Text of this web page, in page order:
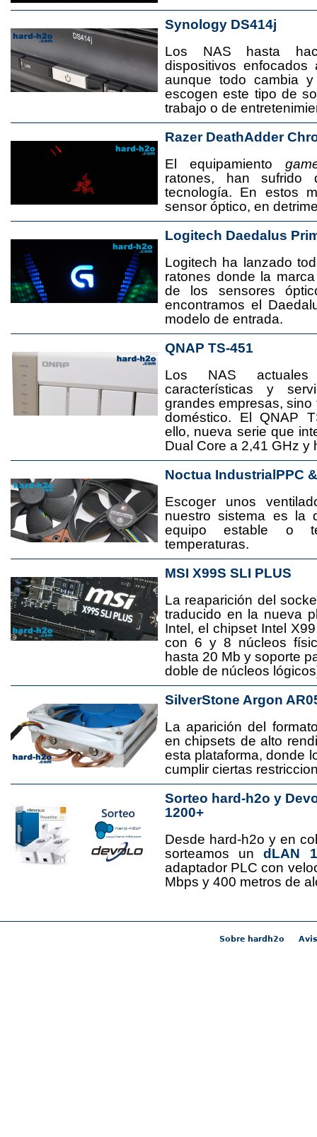
Synology DS414j
Los NAS hasta
dispositivos
aunque todo cambia
escogen este tipo de
trabajo o de
Razer DeathAdder
El equipamiento
ratones, han sufrido
tecnología. En estos
sensor óptico, en
Logitech Daedalus
Logitech ha lanzado
ratones donde la
de los sensores
encontramos el
modelo de entrada.
QNAP TS-451
Los NAS
características y
grandes empresas,
doméstico. El QNAP
ello, nueva serie que
Dual Core a 2,41 GHz y
Noctua IndustrialPPC
Escoger unos
nuestro sistema es la
equipo estable o
temperaturas.
MSI X99S SLI PLUS
La reaparición del
traducido en la nueva
Intel, el chipset Intel
con 6 y 8 núcleos
hasta 20 Mb y soporte
doble de núcleos
SilverStone Argon
La aparición del
en chipsets de alto
esta plataforma, donde
cumplir ciertas
Sorteo hard-h2o y
1200+
Desde hard-h2o y en
sorteamos undLAN
adaptador PLC con
Mbps y 400 metros de
Sobre hardh2o